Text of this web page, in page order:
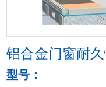
铝合金门窗耐
型号：